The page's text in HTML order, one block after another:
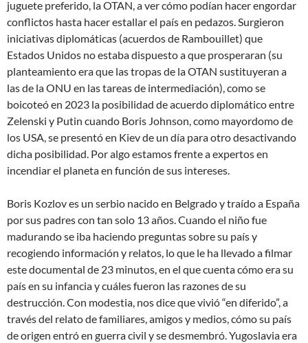
juguete preferido, la OTAN, a ver cómo podían hacer engordar
conflictos hasta hacer estallar el país en pedazos. Surgieron
iniciativas diplomáticas (acuerdos de Rambouillet) que
Estados Unidos no estaba dispuesto a que prosperaran (su
planteamiento era que las tropas de la OTAN sustituyeran a
las de la ONU en las tareas de intermediación), como se
boicoteó en 2023 la posibilidad de acuerdo diplomático entre
Zelenski y Putin cuando Boris Johnson, como mayordomo de
los USA, se presentó en Kiev de un día para otro desactivando
dicha posibilidad. Por algo estamos frente a expertos en
incendiar el planeta en función de sus intereses.
Boris Kozlov es un serbio nacido en Belgrado y traído a España
por sus padres con tan solo 13 años. Cuando el niño fue
madurando se iba haciendo preguntas sobre su país y
recogiendo información y relatos, lo que le ha llevado a filmar
este documental de 23 minutos, en el que cuenta cómo era su
país en su infancia y cuáles fueron las razones de su
destrucción. Con modestia, nos dice que vivió “en diferido”, a
través del relato de familiares, amigos y medios, cómo su país
de origen entró en guerra civil y se desmembró. Yugoslavia era